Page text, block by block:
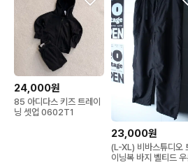
24,000원
85 아디다스 키즈 트레이
닝 셋업 0602T1
23,000원
(L-XL) 비바스튜디오
이닝복 바지 벨티드